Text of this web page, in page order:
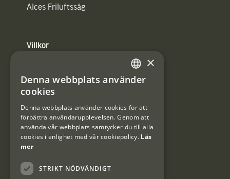
Alces Friluftssåg
Villkor
Användarvillkor
#Interjaktfamily
Kundklubb
Information om kundklubben.
SWEDISH
×
Denna webbplats använder
cookies
Denna webbplats använder cookies för att
förbättra användarupplevelsen. Genom att
använda vår webbplats samtycker du till alla
cookies i enlighet med vår cookiepolicy. Läs
mer
STRIKT NÖDVÄNDIGT